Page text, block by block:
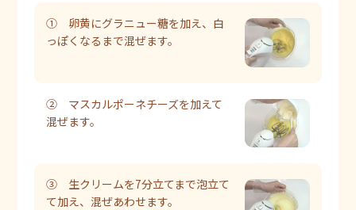
① 卵黄にグラニュー糖を加え、白
っぽくなるまで混ぜます。
② マスカルポーネチーズを加えて
混ぜます。
③ 生クリームを7分立てまで泡立て
て加え、混ぜあわせます。